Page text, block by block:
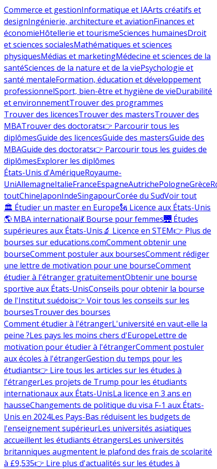
Commerce et gestionInformatique et IAArts créatifs et
designIngénierie, architecture et aviationFinances et
économieHôtellerie et tourismeSciences humainesDroit
et sciences socialesMathématiques et sciences
physiquesMédias et marketingMédecine et sciences de la
santéSciences de la nature et de la viePsychologie et
santé mentaleFormation, éducation et développement
professionnelSport, bien-être et hygiène de vieDurabilité
et environnementTrouver des programmes
Trouver des licencesTrouver des mastersTrouver des
MBATrouver des doctorats👉 Parcourir tous les
diplômesGuide des licencesGuide des mastersGuide des
MBAGuide des doctorats👉 Parcourir tous les guides de
diplômesExplorer les diplômes
États-Unis d'AmériqueRoyaume-
UniAllemagneItalieFranceEspagneAutrichePologneGrèce
toutChineJaponIndeSingapourCorée du SudVoir tout
🏛 Étudier un master en Europe🗽 Licence aux États-Unis
🌎 MBA international💃 Bourse pour femmes🌉 Études
supérieures aux États-Unis🔬 Licence en STEM👉 Plus de
bourses sur educations.comComment obtenir une
bourseComment postuler aux boursesComment rédiger
une lettre de motivation pour une bourseComment
étudier à l'étranger gratuitementObtenir une bourse
sportive aux États-UnisConseils pour obtenir la bourse
de l'Institut suédois👉 Voir tous les conseils sur les
boursesTrouver des bourses
Comment étudier à l'étrangerL'université en vaut-elle la
peine ?Les pays les moins chers d'EuropeLettre de
motivation pour étudier à l'étrangerComment postuler
aux écoles à l'étrangerGestion du temps pour les
étudiants👉 Lire tous les articles sur les études à
l'étrangerLes projets de Trump pour les étudiants
internationaux aux États-UnisLa licence en 3 ans en
hausseChangements de politique du visa F-1 aux États-
Unis en 2024Les Pays-Bas réduisent les budgets de
l'enseignement supérieurLes universités asiatiques
accueillent les étudiants étrangersLes universités
britanniques augmentent le plafond des frais de scolarité
à £9,535👉 Lire plus d'actualités sur les études à